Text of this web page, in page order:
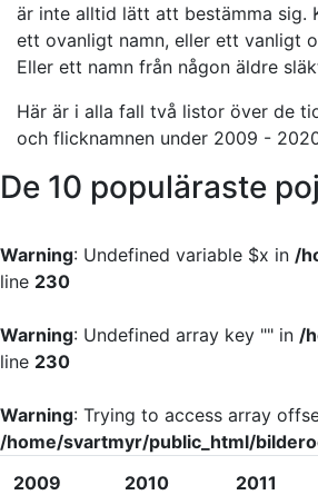
är inte alltid lätt att bestämma sig.
ett ovanligt namn, eller ett vanligt
Eller ett namn från någon äldre
Här är i alla fall två listor över de
och flicknamnen under 2009 -
De 10 populäraste
Warning: Undefined variable $x in /
line 230
Warning: Undefined array key "" in /
line 230
Warning: Trying to access array
/home/svartmyr/public_html/
2009
2010 2011